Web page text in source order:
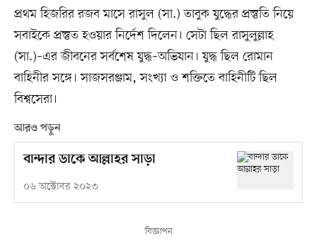
প্রথম হিজরির রজব মাসে রাসুল (সা.) তাবুক যুদ্ধের প্রস্তুতি নিয়ে
সবাইকে প্রস্তুত হওয়ার নির্দেশ দিলেন। সেটা ছিল রাসুলুল্লাহ
(সা.)–এর জীবনের সর্বশেষ যুদ্ধ–অভিযান। যুদ্ধ ছিল রোমান
বাহিনীর সঙ্গে। সাজসরঞ্জাম, সংখ্যা ও শক্তিতে বাহিনীটি ছিল
বিশ্বসেরা।
আরও পড়ুন
বান্দার ডাকে আল্লাহর সাড়া
০৬ অক্টোবর ২০২৩